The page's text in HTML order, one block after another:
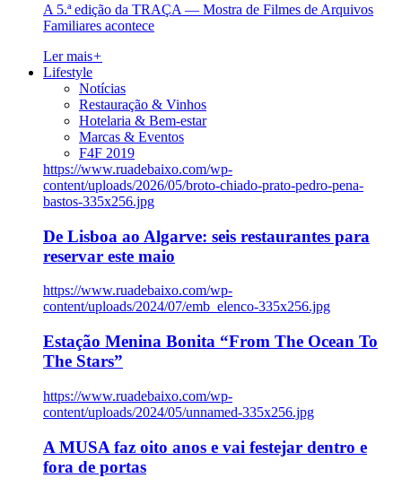
A 5.ª edição da TRAÇA — Mostra de Filmes de Arquivos
Familiares acontece
Ler mais+
Lifestyle
Notícias
Restauração & Vinhos
Hotelaria & Bem-estar
Marcas & Eventos
F4F 2019
https://www.ruadebaixo.com/wp-
content/uploads/2026/05/broto-chiado-prato-pedro-pena-
bastos-335x256.jpg
De Lisboa ao Algarve: seis restaurantes para
reservar este maio
https://www.ruadebaixo.com/wp-
content/uploads/2024/07/emb_elenco-335x256.jpg
Estação Menina Bonita “From The Ocean To
The Stars”
https://www.ruadebaixo.com/wp-
content/uploads/2024/05/unnamed-335x256.jpg
A MUSA faz oito anos e vai festejar dentro e
fora de portas